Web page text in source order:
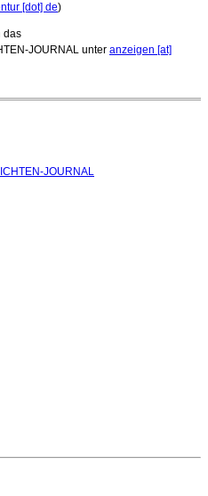
[dot] de)
das
JOURNAL unter anzeigen [at]